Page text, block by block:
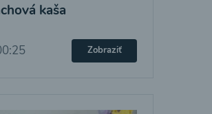
kaša
Zobraziť